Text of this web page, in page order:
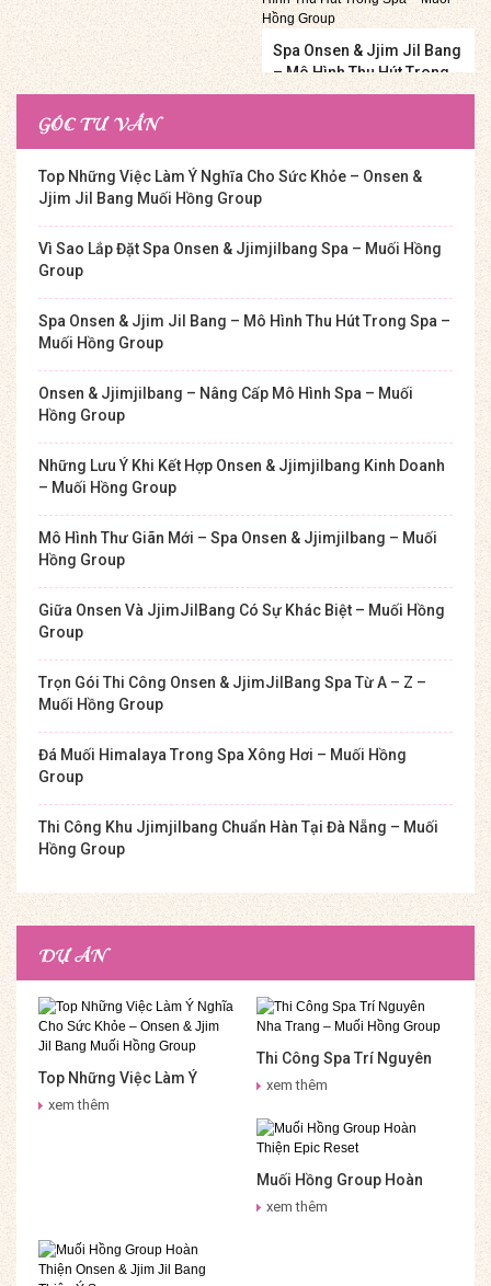
Spa Onsen & Jjim Jil Bang
– Mô Hình Thu Hút Trong
Spa – Muối Hồng Group
GÓC TƯ VẤN
Top Những Việc Làm Ý Nghĩa Cho Sức Khỏe – Onsen &
Jjim Jil Bang Muối Hồng Group
Vì Sao Lắp Đặt Spa Onsen & Jjimjilbang Spa – Muối Hồng
Group
Spa Onsen & Jjim Jil Bang – Mô Hình Thu Hút Trong Spa –
Muối Hồng Group
Onsen & Jjimjilbang – Nâng Cấp Mô Hình Spa – Muối
Hồng Group
Những Lưu Ý Khi Kết Hợp Onsen & Jjimjilbang Kinh Doanh
– Muối Hồng Group
Mô Hình Thư Giãn Mới – Spa Onsen & Jjimjilbang – Muối
Hồng Group
Giữa Onsen Và JjimJilBang Có Sự Khác Biệt – Muối Hồng
Group
Trọn Gói Thi Công Onsen & JjimJilBang Spa Từ A – Z –
Muối Hồng Group
Đá Muối Himalaya Trong Spa Xông Hơi – Muối Hồng
Group
Thi Công Khu Jjimjilbang Chuẩn Hàn Tại Đà Nẵng – Muối
Hồng Group
DỰ ÁN
Top Những Việc Làm Ý
Nghĩa Cho Sức Khỏe –
xem thêm
Thi Công Spa Trí Nguyên
Nha Trang – Muối Hồng
xem thêm
Muối Hồng Group Hoàn
Thiện Epic Reset
xem thêm